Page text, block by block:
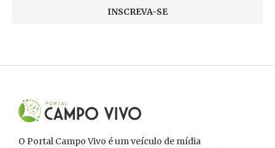
O Portal Campo Vivo é um veículo de mídia